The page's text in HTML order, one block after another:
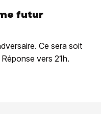
futur
Ce sera soit
vers 21h.